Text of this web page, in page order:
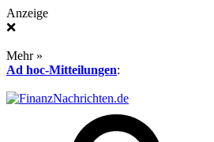
Anzeige
❌
Mehr »
Ad hoc-Mitteilungen: